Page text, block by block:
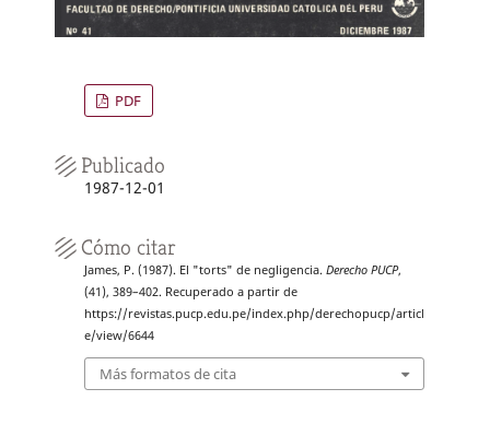
PDF
Publicado
1987-12-01
Cómo citar
James, P. (1987). El "torts" de negligencia. Derecho PUCP,
(41), 389–402. Recuperado a partir de
https://revistas.pucp.edu.pe/index.php/derechopucp/articl
e/view/6644
Más formatos de cita